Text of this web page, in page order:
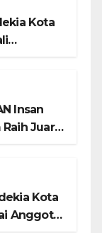
Kota
Insan
Juara
Kota
Anggota